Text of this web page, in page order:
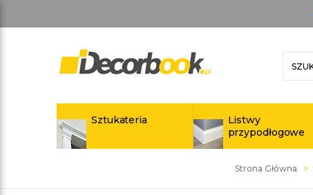
Sztukateria
Listwy
przypodłogowe
Strona Główna